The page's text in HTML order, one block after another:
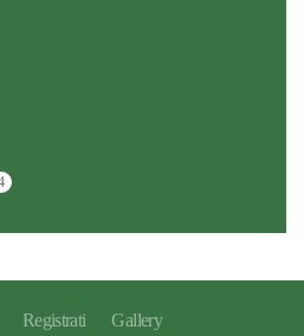
Registrati Gallery